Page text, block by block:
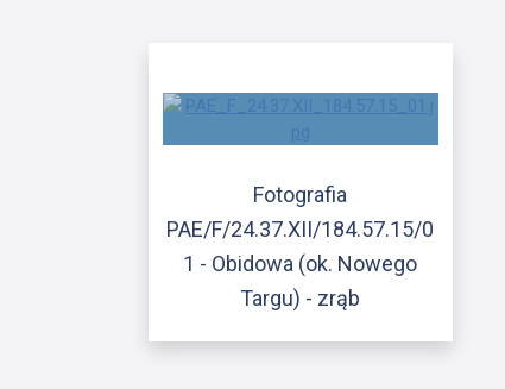
Fotografia
PAE/F/24.37.XII/184.57.15/0
1 - Obidowa (ok. Nowego
Targu) - zrąb